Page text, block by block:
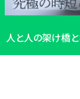
人と人の架け橋と